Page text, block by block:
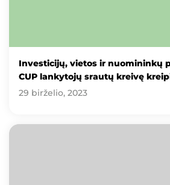
Investicijų, vietos ir nuomininkų
CUP lankytojų srautų kreivę
29 birželio, 2023